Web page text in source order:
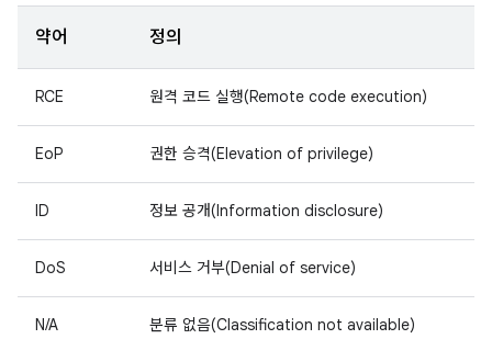
약어 정의
RCE 원격 코드 실행(Remote code execution)
EoP 권한 승격(Elevation of privilege)
ID 정보 공개(Information disclosure)
DoS 서비스 거부(Denial of service)
N/A 분류 없음(Classification not available)